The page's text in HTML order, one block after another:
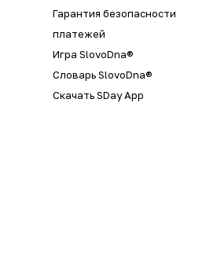
Гарантия безопасности
платежей
Игра SlovoDna®
Словарь SlovoDna®
Скачать SDay App